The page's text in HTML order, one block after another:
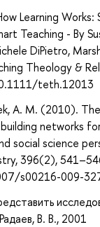
Learning Works:
Teaching - By
DiPietro,
Theology &
teth.12013
A. M. (2010).
networks
social science
396(2),
s00216-009-
В. В., 2001